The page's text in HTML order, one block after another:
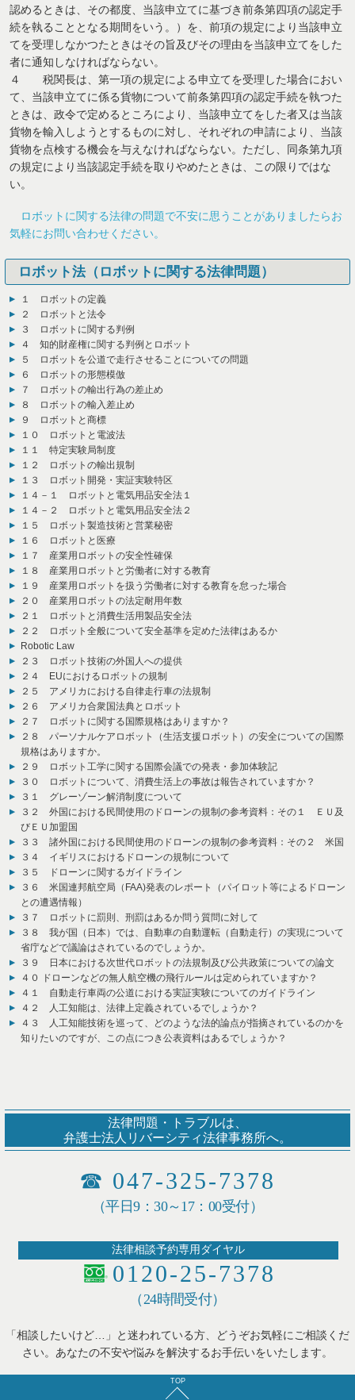
認めるときは、その都度、当該申立てに基づき前条第四項の認定手
続を執ることとなる期間をいう。）を、前項の規定により当該申立
てを受理しなかつたときはその旨及びその理由を当該申立てをした
者に通知しなければならない。
４ 税関長は、第一項の規定による申立てを受理した場合におい
て、当該申立てに係る貨物について前条第四項の認定手続を執つた
ときは、政令で定めるところにより、当該申立てをした者又は当該
貨物を輸入しようとするものに対し、それぞれの申請により、当該
貨物を点検する機会を与えなければならない。ただし、同条第九項
の規定により当該認定手続を取りやめたときは、この限りではな
い。
ロボットに関する法律の問題で不安に思うことがありましたらお
気軽にお問い合わせください。
ロボット法（ロボットに関する法律問題）
１ ロボットの定義
２ ロボットと法令
３ ロボットに関する判例
４ 知的財産権に関する判例とロボット
５ ロボットを公道で走行させることについての問題
６ ロボットの形態模倣
７ ロボットの輸出行為の差止め
８ ロボットの輸入差止め
９ ロボットと商標
１０ ロボットと電波法
１１ 特定実験局制度
１２ ロボットの輸出規制
１３ ロボット開発・実証実験特区
１４－１ ロボットと電気用品安全法１
１４－２ ロボットと電気用品安全法２
１５ ロボット製造技術と営業秘密
１６ ロボットと医療
１７ 産業用ロボットの安全性確保
１８ 産業用ロボットと労働者に対する教育
１９ 産業用ロボットを扱う労働者に対する教育を怠った場合
２０ 産業用ロボットの法定耐用年数
２１ ロボットと消費生活用製品安全法
２２ ロボット全般について安全基準を定めた法律はあるか
Robotic Law
２３ ロボット技術の外国人への提供
２４ EUにおけるロボットの規制
２５ アメリカにおける自律走行車の法規制
２６ アメリカ合衆国法典とロボット
２７ ロボットに関する国際規格はありますか？
２８ パーソナルケアロボット（生活支援ロボット）の安全についての国際
規格はありますか。
２９ ロボット工学に関する国際会議での発表・参加体験記
３０ ロボットについて、消費生活上の事故は報告されていますか？
３１ グレーゾーン解消制度について
３２ 外国における民間使用のドローンの規制の参考資料：その１ ＥＵ及
びＥＵ加盟国
３３ 諸外国における民間使用のドローンの規制の参考資料：その２ 米国
３４ イギリスにおけるドローンの規制について
３５ ドローンに関するガイドライン
３６ 米国連邦航空局（FAA)発表のレポート（パイロット等によるドローン
との遭遇情報）
３７ ロボットに罰則、刑罰はあるか問う質問に対して
３８ 我が国（日本）では、自動車の自動運転（自動走行）の実現について
省庁などで議論はされているのでしょうか。
３９ 日本における次世代ロボットの法規制及び公共政策についての論文
４０ ドローンなどの無人航空機の飛行ルールは定められていますか？
４１ 自動走行車両の公道における実証実験についてのガイドライン
４２ 人工知能は、法律上定義されているでしょうか？
４３ 人工知能技術を巡って、どのような法的論点が指摘されているのかを
知りたいのですが、この点につき公表資料はあるでしょうか？
法律問題・トラブルは、
弁護士法人リバーシティ法律事務所へ。
☎ 047-325-7378
（平日9：30～17：00受付）
法律相談予約専用ダイヤル
0120-25-7378
（24時間受付）
「相談したいけど…」と迷われている方、どうぞお気軽にご相談くだ
さい。あなたの不安や悩みを解決するお手伝いをいたします。
TOP